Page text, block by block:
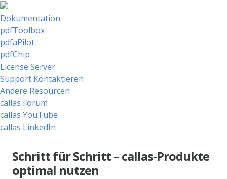
Dokumentation
pdfToolbox
pdfaPilot
pdfChip
License Server
Support Kontaktieren
Andere Resourcen
callas Forum
callas YouTube
callas LinkedIn
Schritt für Schritt – callas-Produkte
optimal nutzen